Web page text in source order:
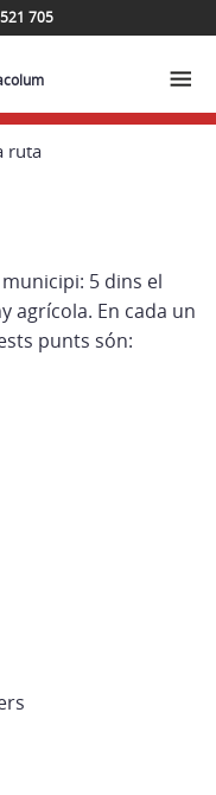
705
ruta
5 dins el
agrícola. En cada un
punts són: